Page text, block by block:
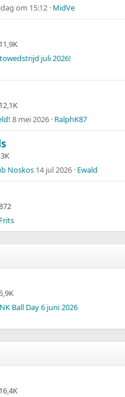
om 15:12 MidVe
11,9K
juli 2026!
12,1K
8 mei 2026 RalphK87
Noskos 14 jul 2026 Ewald
Frits
5,9K
Ball Day 6 juni 2026
16,4K